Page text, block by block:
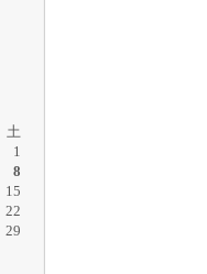
土
1
8
15
22
29